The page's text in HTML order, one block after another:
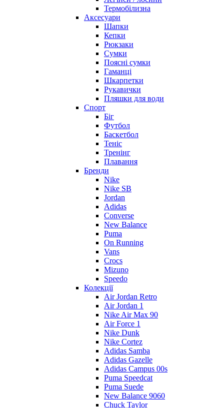
Термобілизна
Аксесуари
Шапки
Кепки
Рюкзаки
Сумки
Поясні сумки
Гаманці
Шкарпетки
Рукавички
Пляшки для води
Спорт
Біг
Футбол
Баскетбол
Теніс
Тренінг
Плавання
Бренди
Nike
Nike SB
Jordan
Adidas
Converse
New Balance
Puma
On Running
Vans
Crocs
Mizuno
Speedo
Колекції
Air Jordan Retro
Air Jordan 1
Nike Air Max 90
Air Force 1
Nike Dunk
Nike Cortez
Adidas Samba
Adidas Gazelle
Adidas Campus 00s
Puma Speedcat
Puma Suede
New Balance 9060
Chuck Taylor